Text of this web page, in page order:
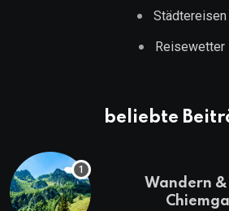
Städtereisen
Reisewetter
beliebte
Wandern